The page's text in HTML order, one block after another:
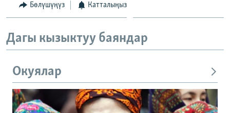
Бөлүшүңүз Катталыңыз
Дагы кызыктуу баяндар
Окуялар